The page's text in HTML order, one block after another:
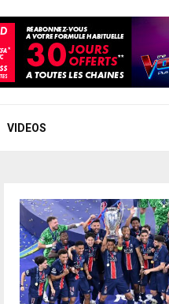
VIDEOS